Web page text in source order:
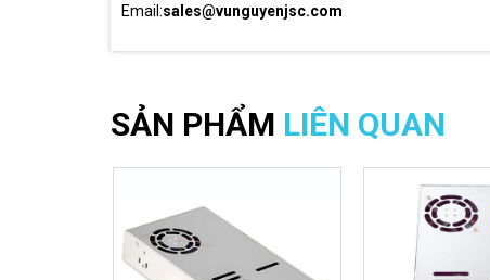
Email:sales@vunguyenjsc.com
SẢN PHẨM LIÊN QUAN